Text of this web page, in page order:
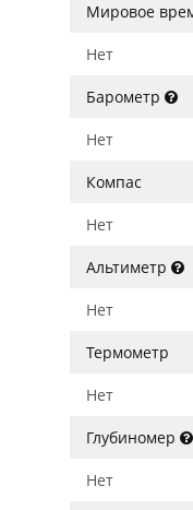
Мировое
Нет
Барометр
Нет
Компас
Нет
Альтиметр
Нет
Термометр
Нет
Глубиномер
Нет